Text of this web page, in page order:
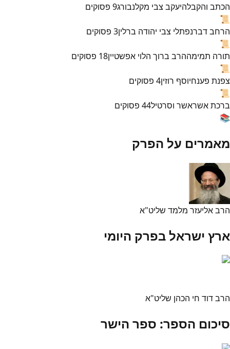
הכתב והקבלהיעקב צבי מקלנבורג9 פסוקים
📜
הרחב דברנפתלי צבי יהודה ברלין3 פסוקים
📜
תורה תמימההרב ברוך הלוי אפשטיין18 פסוקים
📜
צפנת פענחיוסף רוזין4 פסוקים
📜
ברכת אשראשר וסרטיל44 פסוקים
📚
מאמרים על הפרק
הרב אליעזר מלמד שליט"א
ארץ ישראל בפרק היומי
הרב דוד חי הכהן שליט"א
סיכום הספר: ספר הישר